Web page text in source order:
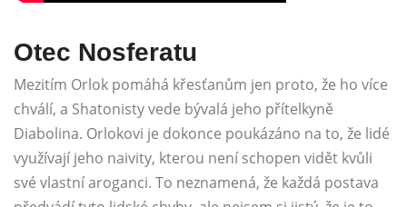
Otec Nosferatu
Mezitím Orlok pomáhá křesťanům jen proto, že ho více
chválí, a Shatonisty vede bývalá jeho přítelkyně
Diabolina. Orlokovi je dokonce poukázáno na to, že lidé
využívají jeho naivity, kterou není schopen vidět kvůli
své vlastní aroganci. To neznamená, že každá postava